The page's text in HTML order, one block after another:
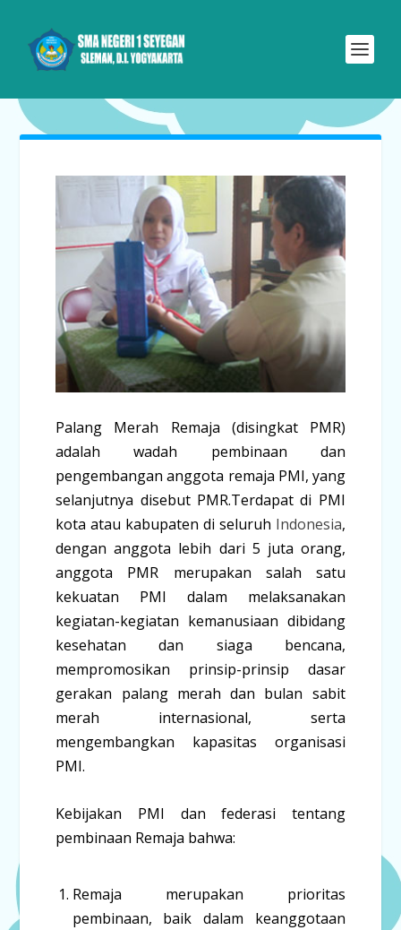
Palang Merah Remaja (disingkat PMR)
adalah wadah pembinaan dan
pengembangan anggota remaja PMI, yang
selanjutnya disebut PMR.Terdapat di PMI
kota atau kabupaten di seluruh Indonesia,
dengan anggota lebih dari 5 juta orang,
anggota PMR merupakan salah satu
kekuatan PMI dalam melaksanakan
kegiatan-kegiatan kemanusiaan dibidang
kesehatan dan siaga bencana,
mempromosikan prinsip-prinsip dasar
gerakan palang merah dan bulan sabit
merah internasional, serta
mengembangkan kapasitas organisasi
PMI.
Kebijakan PMI dan federasi tentang
pembinaan Remaja bahwa:
Remaja merupakan prioritas
pembinaan, baik dalam keanggotaan